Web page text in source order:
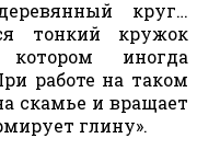
круг…
тонкий кружок
иногда
работе на таком
скамье и вращает
глину».